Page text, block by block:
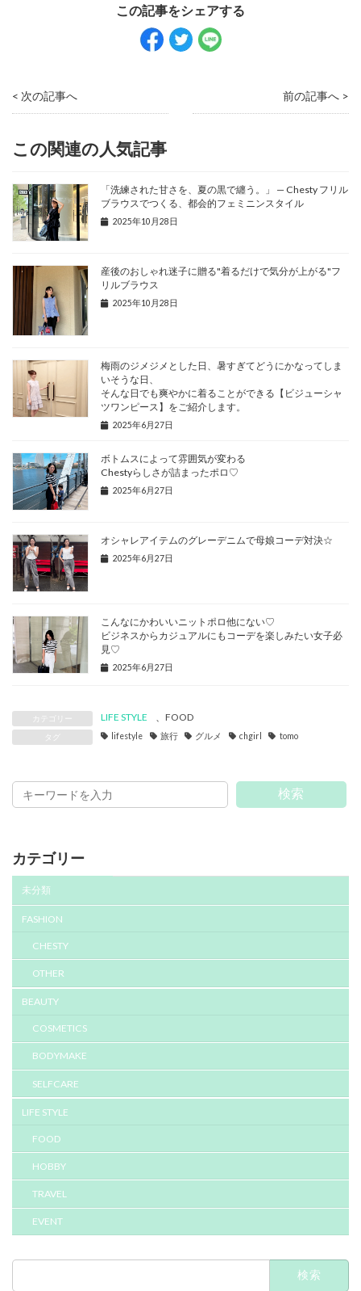
< 次の記事へ 前の記事へ >
この関連の人気記事
「洗練された甘さを、夏の黒で纏う。」 — Chesty フリル
ブラウスでつくる、都会的フェミニンスタイル
2025年10月28日
産後のおしゃれ迷子に贈る"着るだけで気分が上がる"フ
リルブラウス
2025年10月28日
梅雨のジメジメとした日、暑すぎてどうにかなってしま
いそうな日、
そんな日でも爽やかに着ることができる【ビジューシャ
ツワンピース】をご紹介します。
2025年6月27日
ボトムスによって雰囲気が変わる
Chestyらしさが詰まったポロ♡
2025年6月27日
オシャレアイテムのグレーデニムで母娘コーデ対決☆
2025年6月27日
こんなにかわいいニットポロ他にない♡
ビジネスからカジュアルにもコーデを楽しみたい女子必
見♡
2025年6月27日
カテゴリー LIFE STYLE 、 FOOD
タグ lifestyle 旅行 グルメ chgirl tomo
検索
カテゴリー
未分類
FASHION
CHESTY
OTHER
BEAUTY
COSMETICS
BODYMAKE
SELFCARE
LIFE STYLE
FOOD
HOBBY
TRAVEL
EVENT
検